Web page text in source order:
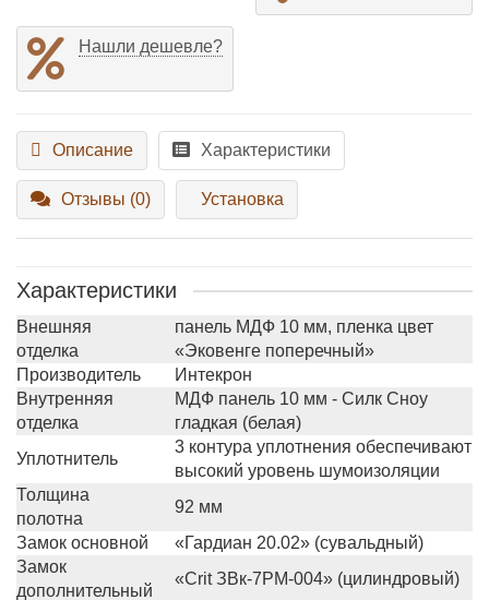
Нашли дешевле?
Описание Характеристики
Отзывы (0) Установка
Характеристики
Внешняя
отделка
панель МДФ 10 мм, пленка цвет
«Эковенге поперечный»
Производитель
Интекрон
Внутренняя
отделка
МДФ панель 10 мм - Силк Сноу
гладкая (белая)
Уплотнитель
3 контура уплотнения обеспечивают
высокий уровень шумоизоляции
Толщина
полотна
92 мм
Замок основной
«Гардиан 20.02» (сувальдный)
Замок
дополнительный
«Crit ЗВк-7РМ-004» (цилиндровый)